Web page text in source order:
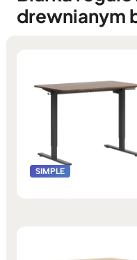
drewnianym